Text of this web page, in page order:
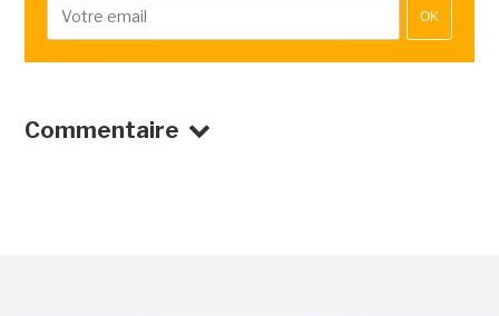
OK
Commentaire